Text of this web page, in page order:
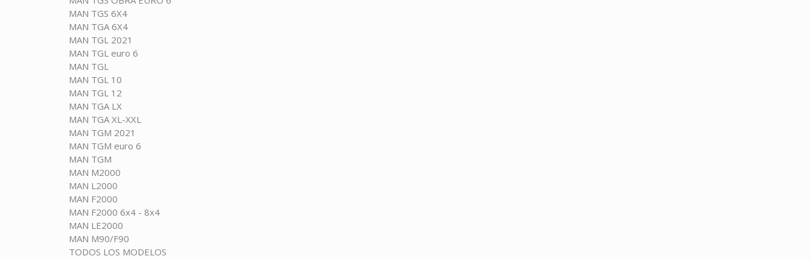
MAN TGS 6X4
MAN TGA 6X4
MAN TGL 2021
MAN TGL euro 6
MAN TGL
MAN TGL 10
MAN TGL 12
MAN TGA LX
MAN TGA XL-XXL
MAN TGM 2021
MAN TGM euro 6
MAN TGM
MAN M2000
MAN L2000
MAN F2000
MAN F2000 6x4 - 8x4
MAN LE2000
MAN M90/F90
TODOS LOS MODELOS